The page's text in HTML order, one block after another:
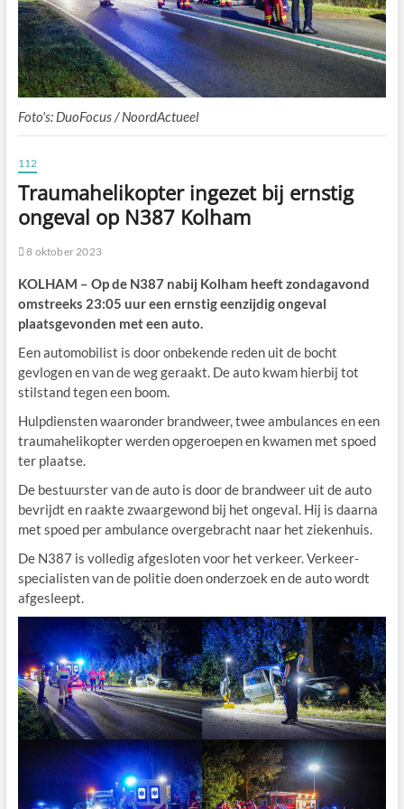
Foto's: DuoFocus / NoordActueel
112
Traumahelikopter ingezet bij ernstig
ongeval op N387 Kolham
8 oktober 2023
KOLHAM – Op de N387 nabij Kolham heeft zondagavond
omstreeks 23:05 uur een ernstig eenzijdig ongeval
plaatsgevonden met een auto.
Een automobilist is door onbekende reden uit de bocht
gevlogen en van de weg geraakt. De auto kwam hierbij tot
stilstand tegen een boom.
Hulpdiensten waaronder brandweer, twee ambulances en een
traumahelikopter werden opgeroepen en kwamen met spoed
ter plaatse.
De bestuurster van de auto is door de brandweer uit de auto
bevrijdt en raakte zwaargewond bij het ongeval. Hij is daarna
met spoed per ambulance overgebracht naar het ziekenhuis.
De N387 is volledig afgesloten voor het verkeer. Verkeer-
specialisten van de politie doen onderzoek en de auto wordt
afgesleept.